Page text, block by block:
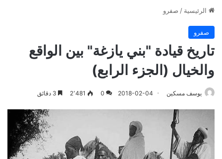
الرئيسية / صفرو
صفرو
تاريخ قيادة "بني يازغة" بين الواقع
والخيال (الجزء الرابع)
يوسف مسكين 2018-02-04
0 2٬481